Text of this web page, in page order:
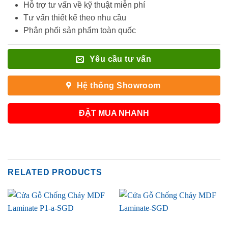
Hỗ trợ tư vấn về kỹ thuật miễn phí
Tư vấn thiết kế theo nhu cầu
Phân phối sản phẩm toàn quốc
Yêu cầu tư vấn
Hệ thống Showroom
ĐẶT MUA NHANH
RELATED PRODUCTS